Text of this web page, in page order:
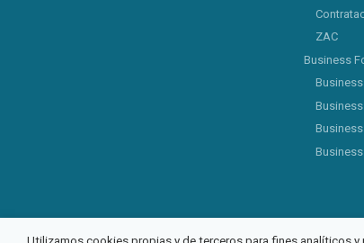
ZAC
Business